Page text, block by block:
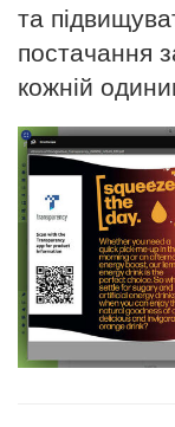
та
постачання
кожній